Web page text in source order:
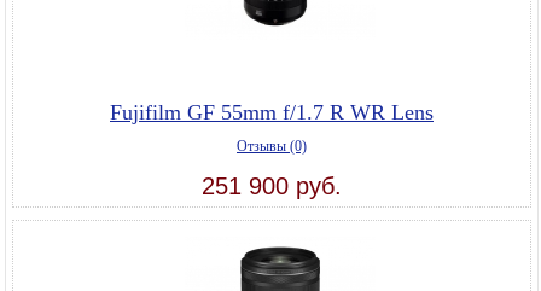
Fujifilm GF 55mm f/1.7 R WR Lens
Отзывы (0)
251 900 руб.